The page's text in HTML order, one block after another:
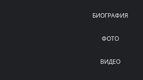
БИОГРАФИЯ
ФОТО
ВИДЕО